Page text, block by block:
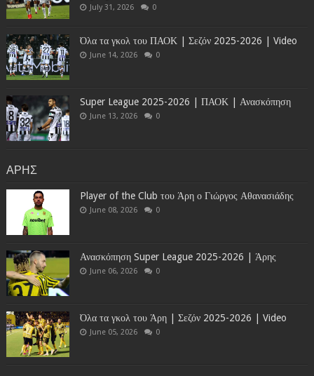
July 31, 2026 0
Όλα τα γκολ του ΠΑΟΚ | Σεζόν 2025-2026 | Video
June 14, 2026 0
Super League 2025-2026 | ΠΑΟΚ | Ανασκόπηση
June 13, 2026 0
ΑΡΗΣ
Player of the Club του Άρη ο Γιώργος Αθανασιάδης
June 08, 2026 0
Ανασκόπηση Super League 2025-2026 | Άρης
June 06, 2026 0
Όλα τα γκολ του Άρη | Σεζόν 2025-2026 | Video
June 05, 2026 0